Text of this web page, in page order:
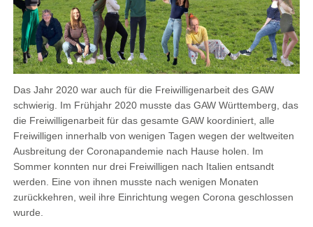
Das Jahr 2020 war auch für die Freiwilligenarbeit des GAW
schwierig. Im Frühjahr 2020 musste das GAW Württemberg, das
die Freiwilligenarbeit für das gesamte GAW koordiniert, alle
Freiwilligen innerhalb von wenigen Tagen wegen der weltweiten
Ausbreitung der Coronapandemie nach Hause holen. Im
Sommer konnten nur drei Freiwilligen nach Italien entsandt
werden. Eine von ihnen musste nach wenigen Monaten
zurückkehren, weil ihre Einrichtung wegen Corona geschlossen
wurde.